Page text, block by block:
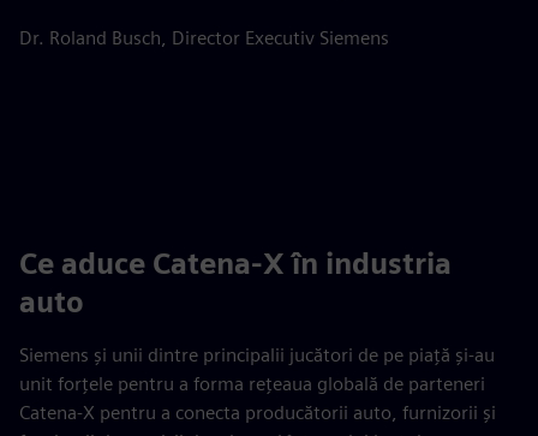
Dr. Roland Busch, Director Executiv Siemens
Ce aduce Catena-X în industria
auto
Siemens și unii dintre principalii jucători de pe piață și-au
unit forțele pentru a forma rețeaua globală de parteneri
Catena-X pentru a conecta producătorii auto, furnizorii și